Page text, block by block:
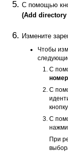
С помощью
(Add directory
Измените
Чтобы
С
номер
С
С
При